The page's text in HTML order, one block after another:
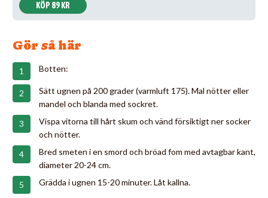
KÖP 89 KR
Gör så här
Botten:
Sätt ugnen på 200 grader (varmluft 175). Mal nötter eller
mandel och blanda med sockret.
Vispa vitorna till hårt skum och vänd försiktigt ner socker
och nötter.
Bred smeten i en smord och bröad fom med avtagbar kant,
diameter 20-24 cm.
Grädda i ugnen 15-20 minuter. Låt kallna.